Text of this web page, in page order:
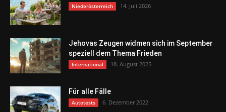
Niederösterreich 14. Juli 2026
Jehovas Zeugen widmen sich im September
speziell dem Thema Frieden
International 18. August 2025
Für alle Fälle
Autotests 6. Dezember 2022